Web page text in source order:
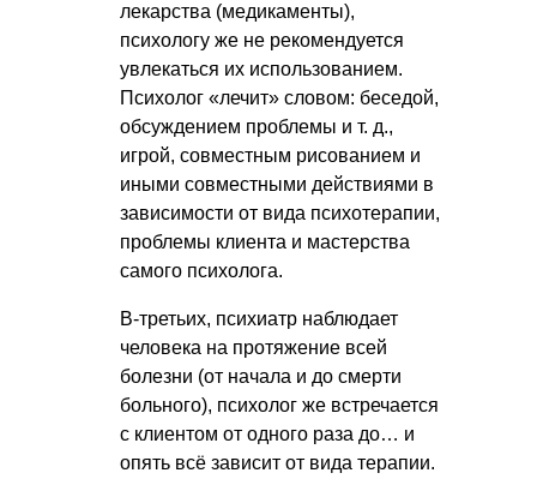
лекарства (медикаменты),
психологу же не рекомендуется
увлекаться их использованием.
Психолог «лечит» словом: беседой,
обсуждением проблемы и т. д.,
игрой, совместным рисованием и
иными совместными действиями в
зависимости от вида психотерапии,
проблемы клиента и мастерства
самого психолога.
В-третьих, психиатр наблюдает
человека на протяжение всей
болезни (от начала и до смерти
больного), психолог же встречается
с клиентом от одного раза до… и
опять всё зависит от вида терапии.